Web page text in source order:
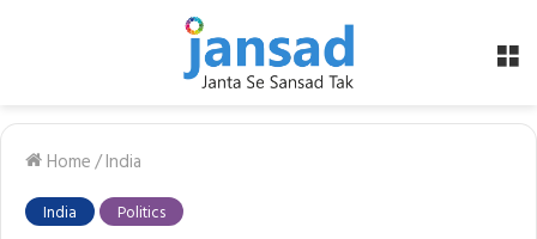
Home/India
India Politics